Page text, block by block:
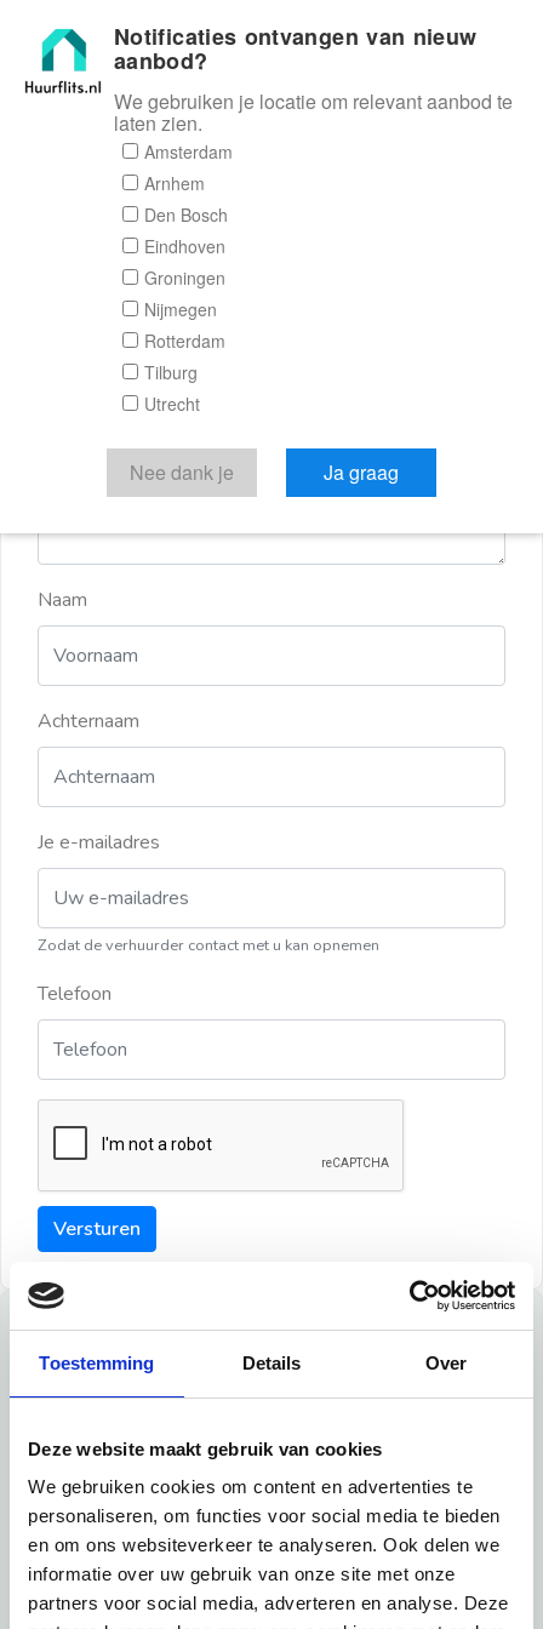
Toestemming Details Over
Deze website maakt gebruik van cookies
We gebruiken cookies om content en advertenties te
personaliseren, om functies voor social media te bieden
en om ons websiteverkeer te analyseren. Ook delen we
informatie over uw gebruik van onze site met onze
partners voor social media, adverteren en analyse. Deze
Huurflits
Reactieformulier
Huurflits
Verstuur je bericht
Door een bericht te sturen kom je in contact met de
aanbieder of makelaar van de woning.
Naam
Achternaam
Je e-mailadres
Zodat de verhuurder contact met u kan opnemen
Telefoon
Versturen
Tips
Tip 1:
Schrijf een duidelijke introductie en geef de volgende
informatie mee:
Ben je student, werkachtig of werkzoekend
Notificaties ontvangen van nieuw
aanbod?
We gebruiken je locatie om relevant aanbod te
laten zien.
Amsterdam
Arnhem
Den Bosch
Eindhoven
Groningen
Nijmegen
Rotterdam
Tilburg
Utrecht
Nee dank je Ja graag